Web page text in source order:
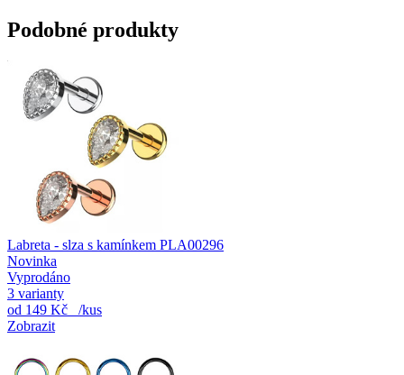
Podobné produkty
Labreta - slza s kamínkem PLA00296
Novinka
Vyprodáno
3 varianty
od 149 Kč
/kus
Zobrazit